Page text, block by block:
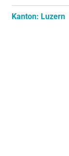
Kanton: Luzern